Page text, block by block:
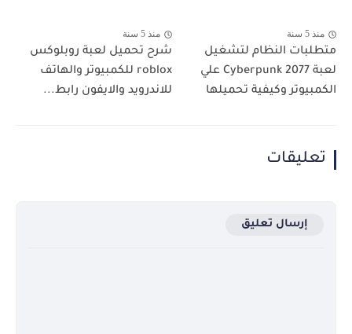
منذ 5 سنة
متطلبات النظام لتشغيل
لعبة Cyberpunk 2077 علي
الكمبيوتر وكيفية تحميلها
منذ 5 سنة
شرح تحميل لعبة روبلوكس
roblox للكمبيوتر والهاتف
للاندرويد والايفون رابط...
تعليقات
إرسال تعليق